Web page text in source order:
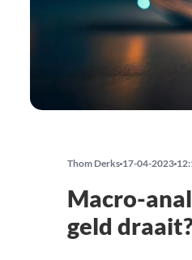
Thom Derks 17-04-2023
Macro-
geld